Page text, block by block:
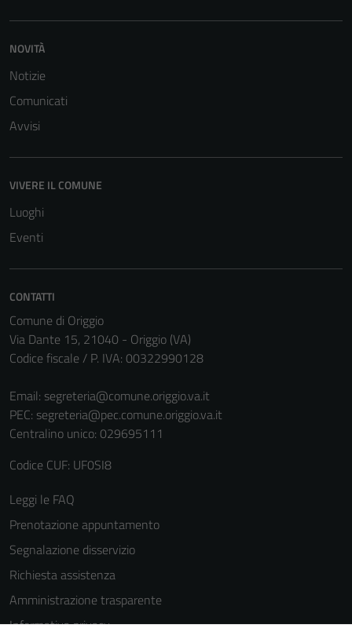
NOVITÀ
Notizie
Comunicati
Avvisi
VIVERE IL COMUNE
Luoghi
Eventi
CONTATTI
Comune di Origgio
Via Dante 15, 21040 - Origgio (VA)
Codice fiscale / P. IVA: 00322990128
Email: segreteria@comune.origgio.va.it
PEC: segreteria@pec.comune.origgio.va.it
Centralino unico: 029695111
Codice CUF: UF0SI8
Leggi le FAQ
Prenotazione appuntamento
Segnalazione disservizio
Richiesta assistenza
Amministrazione trasparente